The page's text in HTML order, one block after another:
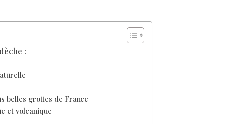
:
belles grottes de France
et volcanique